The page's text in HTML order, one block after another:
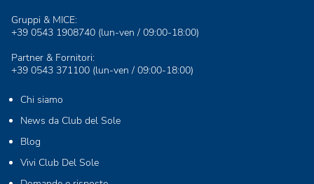
Gruppi & MICE:
+39 0543 1908740 (lun-ven / 09:00-18:00)
Partner & Fornitori:
+39 0543 371100 (lun-ven / 09:00-18:00)
Chi siamo
News da Club del Sole
Blog
Vivi Club Del Sole